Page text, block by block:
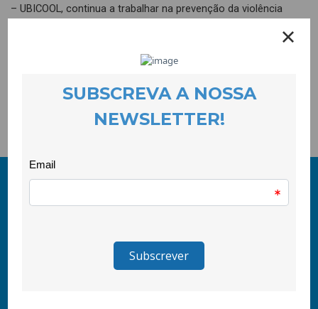
– UBICOOL, continua a trabalhar na prevenção da violência
Esta imagem regista amais recente actividade do UBICOOL na
de cooperação e de promoção da Igualdade e Género
emcontexto de recreio.
© 2011-2026 COOLABORA CRL
CooLabora, CRL — Intervenção Social
Rua Comendador Marcelino, 53